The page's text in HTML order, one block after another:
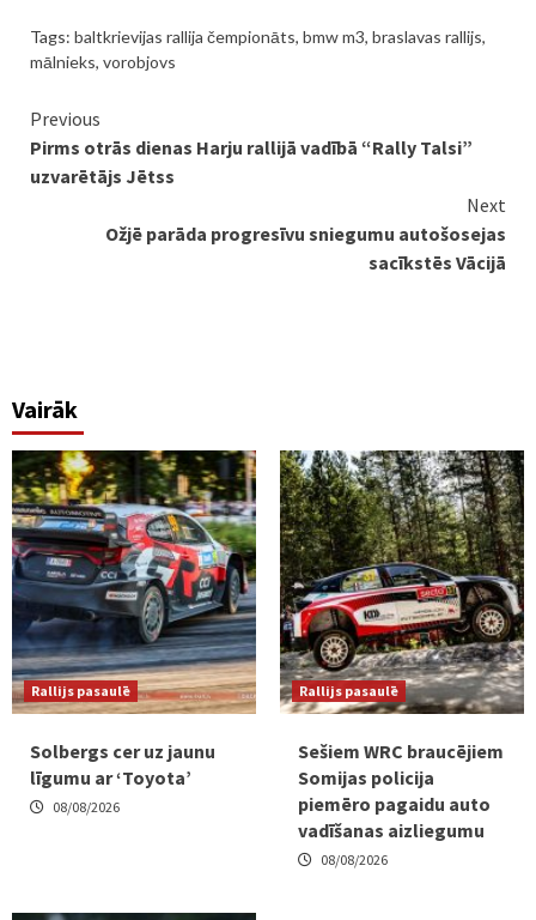
Tags: baltkrievijas rallija čempionāts, bmw m3, braslavas rallijs,
mālnieks, vorobjovs
Continue
Reading
Previous
Pirms otrās dienas Harju rallijā vadībā “Rally Talsi”
uzvarētājs Jētss
Next
Ožjē parāda progresīvu sniegumu autošosejas
sacīkstēs Vācijā
Vairāk
Rallijs pasaulē
Solbergs cer uz jaunu
līgumu ar ‘Toyota’
08/08/2026
Rallijs pasaulē
Sešiem WRC braucējiem
Somijas policija
piemēro pagaidu auto
vadīšanas aizliegumu
08/08/2026